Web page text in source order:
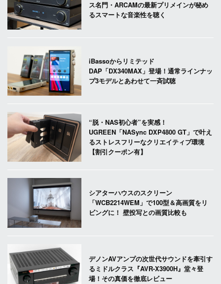
ス名門・ARCAMの最新プリメインが秘め
るスマートな音楽性を聴く
iBassoからリミテッド
DAP「DX340MAX」登場！通常ラインナッ
プ3モデルとあわせて一斉試聴
“脱・NAS初心者”を実感！
UGREEN「NASync DXP4800 GT」で叶え
るストレスフリーなクリエイティブ環境
【割引クーポン有】
シアターハウスのスクリーン
「WCB2214WEM」で100型＆高画質をリ
ビングに！ 壁投写との画質比較も
デノンAVアンプの次世代サウンドを牽引す
るミドルクラス『AVR-X3900H』堂々登
場！その真価を徹底レビュー